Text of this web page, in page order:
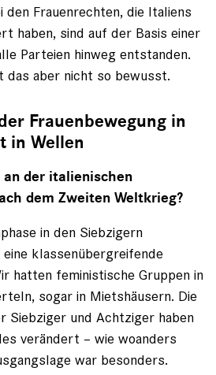
Frauenrechten, die Italiens
haben, sind auf der Basis einer
Parteien hinweg entstanden.
das aber nicht so bewusst.
Frauenbewegung in
in Wellen
an der italienischen
dem Zweiten Weltkrieg?
in den Siebzigern
klassenübergreifende
hatten feministische Gruppen in
sogar in Mietshäusern. Die
Siebziger und Achtziger haben
verändert – wie woanders
war besonders.